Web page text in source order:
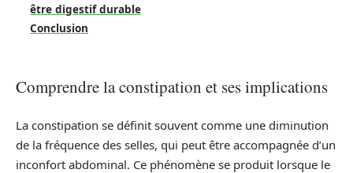
être digestif durable
Conclusion
Comprendre la constipation et ses implications
La constipation se définit souvent comme une diminution
de la fréquence des selles, qui peut être accompagnée d’un
inconfort abdominal. Ce phénomène se produit lorsque le